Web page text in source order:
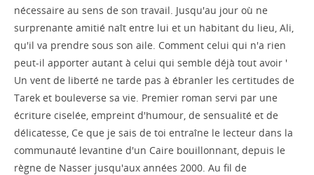
nécessaire au sens de son travail. Jusqu'au jour où ne
surprenante amitié naît entre lui et un habitant du lieu, Ali,
qu'il va prendre sous son aile. Comment celui qui n'a rien
peut-il apporter autant à celui qui semble déjà tout avoir '
Un vent de liberté ne tarde pas à ébranler les certitudes de
Tarek et bouleverse sa vie. Premier roman servi par une
écriture ciselée, empreint d'humour, de sensualité et de
délicatesse, Ce que je sais de toi entraîne le lecteur dans la
communauté levantine d'un Caire bouillonnant, depuis le
règne de Nasser jusqu'aux années 2000. Au fil de